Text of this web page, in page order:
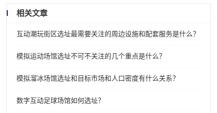
相关文章
互动潮玩街区选址最需要关注的周边设施和配套服务是什么？
模拟运动场馆选址不可不关注的几个重点是什么？
模拟溜冰场馆选址和目标市场和人口密度有什么关系？
数字互动足球场馆如何选址？